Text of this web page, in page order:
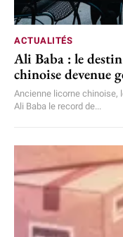
ACTUALITÉS
Ali Baba : le
chinoise devenue
Ancienne licorne chinoise,
Ali Baba le record de...